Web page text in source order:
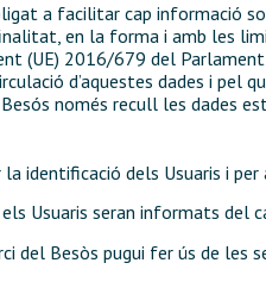
a facilitar cap informació
en la forma i amb les
(UE) 2016/679 del
d’aquestes dades i pel
només recull les
identificació dels Usuaris i
Usuaris seran informats
del Besòs pugui fer ús de